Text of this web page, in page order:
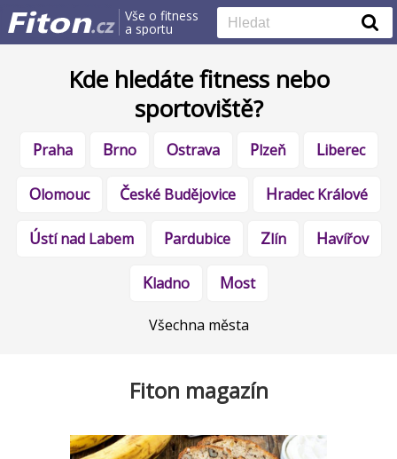
Vše o fitness
a sportu
Kde hledáte fitness nebo
sportoviště?
Praha Brno Ostrava Plzeň Liberec
Olomouc České Budějovice Hradec Králové
Ústí nad Labem Pardubice Zlín Havířov
Kladno Most
Všechna města
Fiton magazín